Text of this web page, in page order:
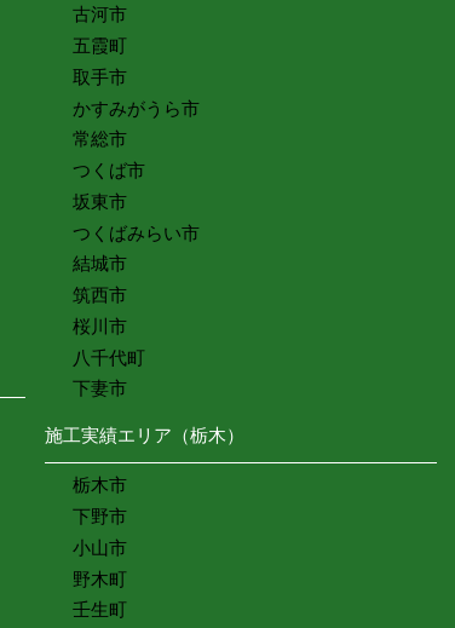
古河市
五霞町
取手市
かすみがうら市
常総市
つくば市
坂東市
つくばみらい市
結城市
筑西市
桜川市
八千代町
下妻市
施工実績エリア（栃木）
栃木市
下野市
小山市
野木町
壬生町